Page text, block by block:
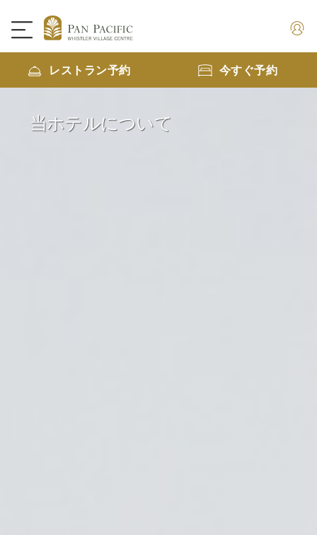
レストラン予約 今すぐ予約
当ホテルについて